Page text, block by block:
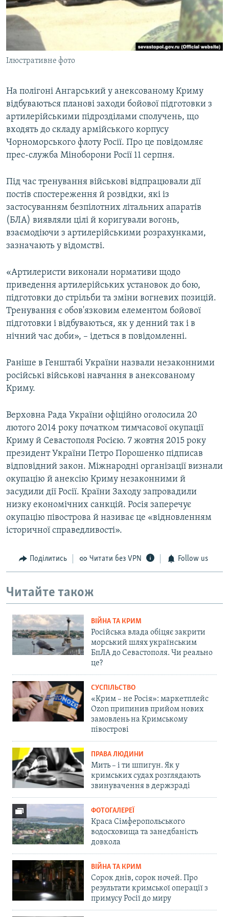
ВІДЕОУРОКИ «ELIFBE»
СВІДЧЕННЯ ОКУПАЦІЇ
УКРАЇНСЬКА ПРОБЛЕМА КРИМУ
ІНФОГРАФІКА
Русский
Qırımtatar
ДОЛУЧАЙСЯ!
Усі сайти RFE/RL
Ілюстративне фото
На полігоні Ангарський у анексованому Криму
відбуваються планові заходи бойової підготовки з
артилерійськими підрозділами сполучень, що
входять до складу армійського корпусу
Чорноморського флоту Росії. Про це повідомляє
прес-служба Міноборони Росії 11 серпня.
Під час тренування військові відпрацювали дії
постів спостереження й розвідки, які із
застосуванням безпілотних літальних апаратів
(БЛА) виявляли цілі й коригували вогонь,
взаємодіючи з артилерійськими розрахунками,
зазначають у відомстві.
«Артилеристи виконали нормативи щодо
приведення артилерійських установок до бою,
підготовки до стрільби та зміни вогневих позицій.
Тренування є обов'язковим елементом бойової
підготовки і відбуваються, як у денний так і в
нічний час доби», – ідеться в повідомленні.
Раніше в Генштабі України назвали незаконними
російські військові навчання в анексованому
Криму.
Верховна Рада України офіційно оголосила 20
лютого 2014 року початком тимчасової окупації
Криму й Севастополя Росією. 7 жовтня 2015 року
президент України Петро Порошенко підписав
відповідний закон. Міжнародні організації визнали
окупацію й анексію Криму незаконними й
засудили дії Росії. Країни Заходу запровадили
низку економічних санкцій. Росія заперечує
окупацію півострова й називає це «відновленням
історичної справедливості».
Поділитись Читати без VPN Follow us
Читайте також
ВІЙНА ТА КРИМ
Російська влада обіцяє закрити
морський шлях українським
БпЛА до Севастополя. Чи реально
це?
СУСПІЛЬСТВО
«Крим – не Росія»: маркетплейс
Ozon припинив прийом нових
замовлень на Кримському
півострові
ПРАВА ЛЮДИНИ
Мить – і ти шпигун. Як у
кримських судах розглядають
звинувачення в держзраді
ФОТОГАЛЕРЕЇ
Краса Сімферопольського
водосховища та занедбаність
довкола
ВІЙНА ТА КРИМ
Сорок днів, сорок ночей. Про
результати кримської операції з
примусу Росії до миру